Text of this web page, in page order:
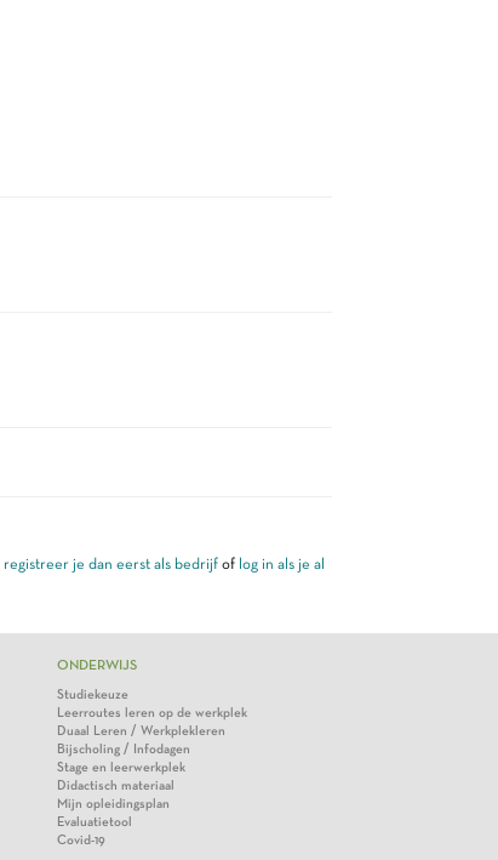
registreer je dan eerst als bedrijfof log in als je al
ONDERWIJS
Studiekeuze
Leerroutes leren op de werkplek
Duaal Leren / Werkplekleren
Bijscholing / Infodagen
Stage en leerwerkplek
Didactisch materiaal
Mijn opleidingsplan
Evaluatietool
Covid-19